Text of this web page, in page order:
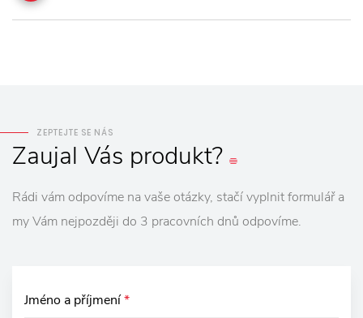
ZEPTEJTE SE NÁS
Zaujal Vás produkt?
Rádi vám odpovíme na vaše otázky, stačí vyplnit formulář a
my Vám nejpozději do 3 pracovních dnů odpovíme.
Jméno a příjmení*